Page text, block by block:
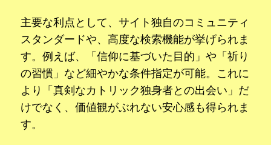
主要な利点として、サイト独自のコミュニティ
スタンダードや、高度な検索機能が挙げられま
す。例えば、「信仰に基づいた目的」や「祈り
の習慣」など細やかな条件指定が可能。これに
より「真剣なカトリック独身者との出会い」だ
けでなく、価値観がぶれない安心感も得られま
す。